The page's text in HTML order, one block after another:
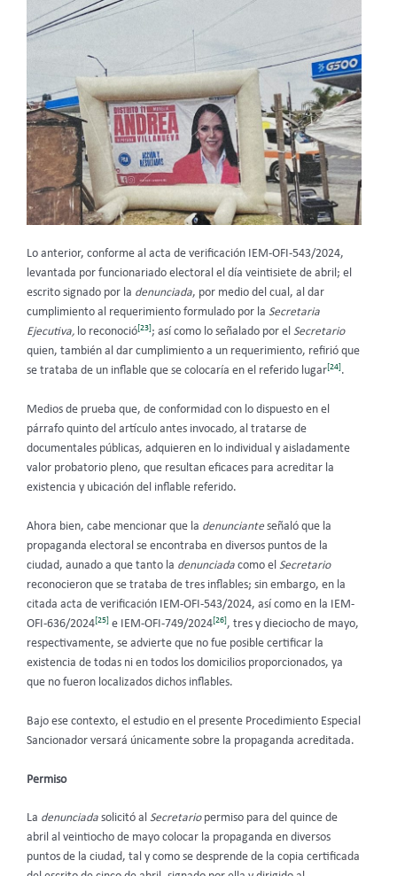
Lo anterior, conforme al acta de verificación IEM-OFI-543/2024,
levantada por funcionariado electoral el día veintisiete de abril; el
escrito signado por la denunciada, por medio del cual, al dar
cumplimiento al requerimiento formulado por la Secretaria
Ejecutiva, lo reconoció[23]; así como lo señalado por el Secretario
quien, también al dar cumplimiento a un requerimiento, refirió que
se trataba de un inflable que se colocaría en el referido lugar[24].
Medios de prueba que, de conformidad con lo dispuesto en el
párrafo quinto del artículo antes invocado, al tratarse de
documentales públicas, adquieren en lo individual y aisladamente
valor probatorio pleno, que resultan eficaces para acreditar la
existencia y ubicación del inflable referido.
Ahora bien, cabe mencionar que la denuncianteseñaló que la
propaganda electoral se encontraba en diversos puntos de la
ciudad, aunado a que tanto la denunciada como el Secretario
reconocieron que se trataba de tres inflables; sin embargo, en la
citada acta de verificación IEM-OFI-543/2024, así como en la IEM-
OFI-636/2024[25] e IEM-OFI-749/2024[26], tres y dieciocho de mayo,
respectivamente, se advierte que no fue posible certificar la
existencia de todas ni en todos los domicilios proporcionados, ya
que no fueron localizados dichos inflables.
Bajo ese contexto, el estudio en el presente Procedimiento Especial
Sancionador versará únicamente sobre la propaganda acreditada.
Permiso
La denunciada solicitó al Secretario permiso para del quince de
abril al veintiocho de mayo colocar la propaganda en diversos
puntos de la ciudad, tal y como se desprende de la copia certificada